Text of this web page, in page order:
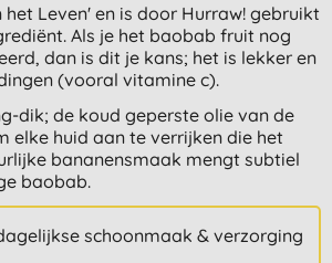
Leven' en is door Hurraw! gebruikt
Als je het baobab fruit nog
dan is dit je kans; het is lekker en
(vooral vitamine c).
dik; de koud geperste olie van de
elke huid aan te verrijken die het
bananensmaak mengt subtiel
baobab.
schoonmaak & verzorging